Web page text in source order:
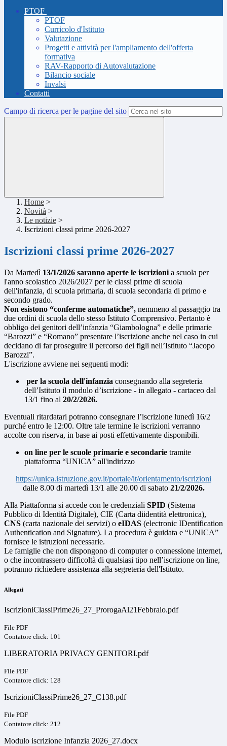
PTOF
PTOF
Curricolo d'Istituto
Valutazione
Progetti e attività per l'ampliamento dell'offerta
formativa
RAV-Rapporto di Autovalutazione
Bilancio sociale
Invalsi
Contatti
Campo di ricerca per le pagine del sito
Home >
Novità >
Le notizie >
Iscrizioni classi prime 2026-2027
Iscrizioni classi prime 2026-2027
Da Martedì 13/1/2026 saranno aperte le iscrizioni a scuola per
l'anno scolastico 2026/2027 per le classi prime di scuola
dell'infanzia, di scuola primaria, di scuola secondaria di primo e
secondo grado.
Non esistono “conferme automatiche”, nemmeno al passaggio tra
due ordini di scuola dello stesso Istituto Comprensivo. Pertanto è
obbligo dei genitori dell’infanzia “Giambologna” e delle primarie
“Barozzi” e “Romano” presentare l’iscrizione anche nel caso in cui
decidano di far proseguire il percorso dei figli nell’Istituto “Jacopo
Barozzi”.
L'iscrizione avviene nei seguenti modi:
per la scuola dell'infanzia consegnando alla segreteria
dell’Istituto il modulo d’iscrizione - in allegato - cartaceo dal
13/1 fino al 20/2/2026.
Eventuali ritardatari potranno consegnare l’iscrizione lunedì 16/2
purché entro le 12:00. Oltre tale termine le iscrizioni verranno
accolte con riserva, in base ai posti effettivamente disponibili.
on line per le scuole primarie e secondarie tramite
piattaforma “UNICA” all'indirizzo
https://unica.istruzione.gov.it/portale/it/orientamento/iscrizioni
dalle 8.00 di martedì 13/1 alle 20.00 di sabato 21/2/2026.
Alla Piattaforma si accede con le credenziali SPID (Sistema
Pubblico di Identità Digitale), CIE (Carta diidentità elettronica),
CNS (carta nazionale dei servizi) o eIDAS (electronic IDentification
Authentication and Signature). La procedura è guidata e “UNICA”
fornisce le istruzioni necessarie.
Le famiglie che non dispongono di computer o connessione internet,
o che incontrassero difficoltà di qualsiasi tipo nell’iscrizione on line,
potranno richiedere assistenza alla segreteria dell'Istituto.
Allegati
IscrizioniClassiPrime26_27_ProrogaAl21Febbraio.pdf
File PDF
Contatore click: 101
LIBERATORIA PRIVACY GENITORI.pdf
File PDF
Contatore click: 128
IscrizioniClassiPrime26_27_C138.pdf
File PDF
Contatore click: 212
Modulo iscrizione Infanzia 2026_27.docx